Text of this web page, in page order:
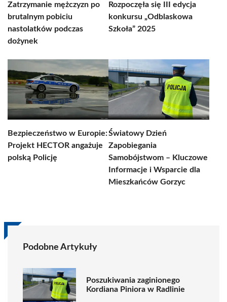
Zatrzymanie mężczyzn po
brutalnym pobiciu
nastolatków podczas
dożynek
Rozpoczęła się III edycja
konkursu „Odblaskowa
Szkoła” 2025
Bezpieczeństwo w Europie:
Projekt HECTOR angażuje
polską Policję
Światowy Dzień
Zapobiegania
Samobójstwom – Kluczowe
Informacje i Wsparcie dla
Mieszkańców Gorzyc
Podobne Artykuły
Poszukiwania zaginionego
Kordiana Piniora w Radlinie